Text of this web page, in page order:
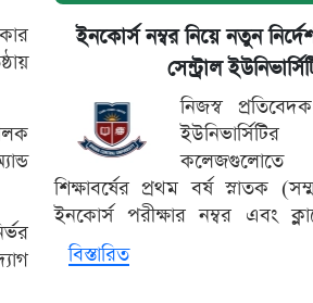
ইনকোর্স নম্বর নিয়ে নতুন
সেন্ট্রাল
নিজস্ব
শিক্ষাবর্ষের প্রথম বর্ষ স্নাতক
ইনকোর্স পরীক্ষার নম্বর এবং
বিস্তারিত